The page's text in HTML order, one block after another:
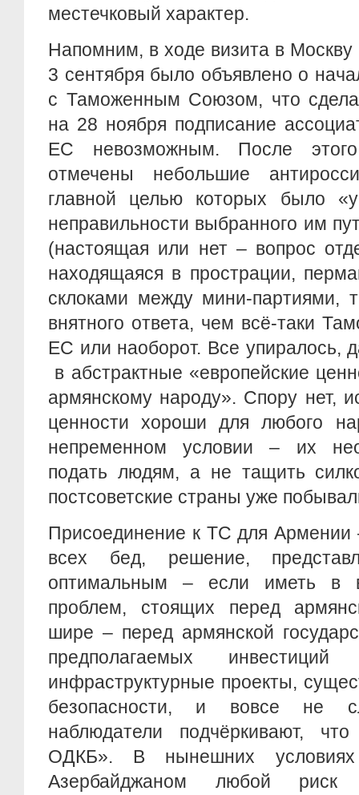
местечковый характер.
Напомним, в ходе визита в
3 сентября было объявлено о
с Таможенным Союзом, что
на 28 ноября подписание
ЕС невозможным. После
отмечены небольшие
главной целью которых было
неправильности выбранного им
(настоящая или нет – вопрос
находящаяся в прострации,
склоками между мини-партиями,
внятного ответа, чем всё-таки
ЕС или наоборот. Все упиралось,
в абстрактные «европейские
армянскому народу». Спору нет,
ценности хороши для любого
непременном условии – их
подать людям, а не тащить
постсоветские страны уже
Присоединение к ТС для Армении
всех бед, решение,
оптимальным – если иметь в
проблем, стоящих перед
шире – перед армянской
предполагаемых
инфраструктурные проекты,
безопасности, и вовсе не
наблюдатели подчёркивают,
ОДКБ». В нынешних условиях
Азербайджаном любой риск